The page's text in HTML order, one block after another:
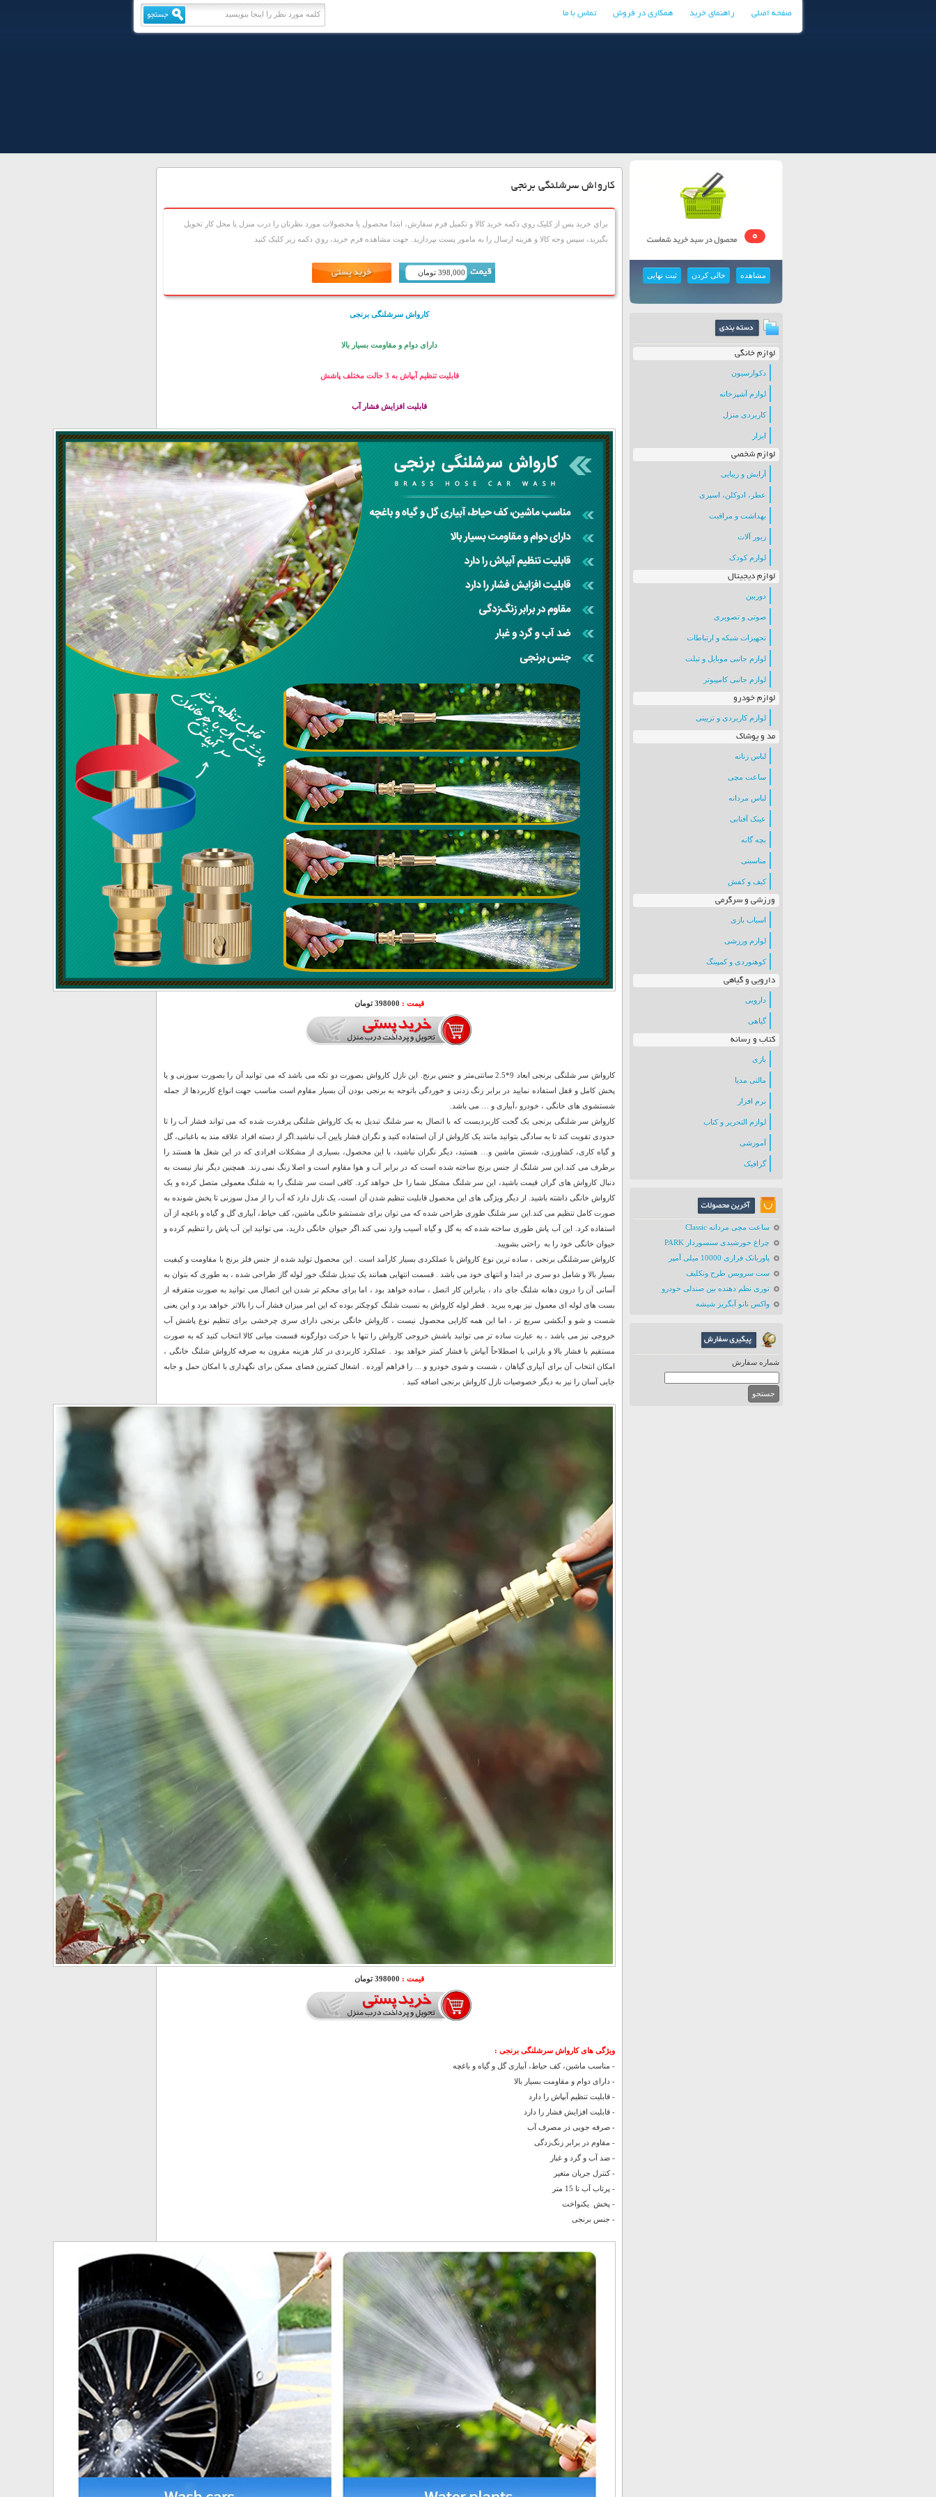
صفحه اصلی راهنمای خرید همکاری در فروش تماس با ما
0
مشاهده خالی کردن ثبت نهایی
لوازم خانگی
دکوارسیون
لوازم آشپزخانه
کاربردی منزل
ابزار
لوازم شخصی
آرایش و زیبایی
عطر، ادوکلن، اسپری
بهداشت و مراقبت
زیور آلات
لوازم کودک
لوازم دیجیتال
دوربین
صوتی و تصویری
تجهیزات شبکه و ارتباطات
لوازم جانبی موبایل و تبلت
لوازم جانبی کامپیوتر
لوازم خودرو
لوازم کاربردی و تزیینی
مد و پوشاک
لباس زنانه
ساعت مچی
لباس مردانه
عینک آفتابی
بچه گانه
مناسبتی
کیف و کفش
ورزشی و سرگرمی
اسباب بازی
لوازم ورزشی
کوهنوردی و کمپینگ
دارویی و گیاهی
دارویی
گیاهی
کتاب و رسانه
بازی
مالتی مدیا
نرم افزار
لوازم التحریر و کتاب
آموزشی
گرافیک
ساعت مچی مردانه Classic
چراغ خورشیدی سنسوردار PARK
پاوربانک فراری 10000 میلی آمپر
ست سرویس طرح ونکلیف
توری نظم دهنده بین صندلی خودرو
واکس نانو آبگریز شیشه
شماره سفارش
کارواش سرشلنگی برنجی
براي خريد پس از کليک روي دکمه خريد کالا و تکميل فرم سفارش، ابتدا محصول يا محصولات مورد نظرتان را درب منزل يا محل کار تحويل
بگيريد، سپس وجه کالا و هزينه ارسال را به مامور پست بپردازيد. جهت مشاهده فرم خريد، روي دکمه زير کليک کنيد
398,000 تومان
کارواش سرشلنگی برنجی
دارای دوام و مقاومت بسیار بالا
قابلیت تنظیم آبپاش به 3 حالت مختلف پاشش
قابلیت افزایش فشار آب
قیمت : 398000 تومان
کارواش سر شلنگی برنجی ابعاد 9*2.5 سانتی‌متر و جنس برنج. این نازل کارواش بصورت دو تکه می باشد که می توانید آن را بصورت سوزنی و یا
پخش کامل و قفل استفاده نمایید در برابر زنگ زدنی و خوردگی باتوجه به برنجی بودن آن بسیار مقاوم است مناسب جهت انواع کاربردها از جمله
شستشوی های خانگی ، خودرو ،آبیاری و … می باشد.
کارواش سر شلنگی برنجی یک گجت کاربردیست که با اتصال به سر شلنگ تبدیل به یک کارواش شلنگی پرقدرت شده که می تواند فشار آب را تا
حدودی تقویت کند تا به سادگی بتوانید مانند یک کارواش از آن استفاده کنید و نگران فشار پایین آب نباشید.اگر از دسته افراد علاقه مند به باغبانی، گل
و گیاه کاری، کشاورزی، شستن ماشین و… هستید، دیگر نگران نباشید، با این محصول، بسیاری از مشکلات افرادی که در این شغل ها هستند را
برطرف می کند.این سر شلنگ از جنس برنج ساخته شده است که در برابر آب و هوا مقاوم است و اصلا زنگ نمی زند. همچنین دیگر نیاز نیست به
دنبال کارواش های گران قیمت باشید، این سر شلنگ مشکل شما را حل خواهد کرد. کافی است سر شلنگ را به شلنگ معمولی متصل کرده و یک
کارواش خانگی داشته باشید. از دیگر ویژگی های این محصول قابلیت تنظیم شدن آن است، یک نازل دارد که آب را از مدل سوزنی تا پخش شونده به
صورت کامل تنظیم می کند.این سر شلنگ طوری طراحی شده که می توان برای شستشو خانگی ماشین، کف حیاط، آبیاری گل و گیاه و باغچه از آن
استفاده کرد. این آب پاش طوری ساخته شده که به گل و گیاه آسیب وارد نمی کند.اگر حیوان خانگی دارید، می توانید این آب پاش را تنظیم کرده و
حیوان خانگی خود را به راحتی بشویید.
کارواش سرشلنگی برنجی ، ساده ترین نوع کارواش با عملکردی بسیار کارآمد است . این محصول تولید شده از جنس فلز برنج با مقاومت و کیفیت
بسیار بالا و شامل دو سری در ابتدا و انتهای خود می باشد . قسمت انتهایی همانند یک تبدیل شلنگ خور لوله گاز طراحی شده ، به طوری که بتوان به
آسانی آن را درون دهانه شلنگ جای داد ، بنابراین کار اتصل ، ساده خواهد بود ، اما برای محکم تر شدن این اتصال می توانید به صورت متفرقه از
بست های لوله ای معمول نیز بهره ببرید . قطر لوله کارواش به نسبت شلنگ کوچکتر بوده که این امر میزان فشار آب را بالاتر خواهد برد و این یعنی
شست و شو و آبکشی سریع تر ، اما این همه کارایی محصول نیست ، کارواش خانگی برنجی دارای سری چرخشی برای تنظیم نوع پاشش آب
خروجی نیز می باشد ، به عبارت ساده تر می توانید پاشش خروجی کارواش را تنها با حرکت دوارگونه قسمت میانی کالا انتخاب کنید که به صورت
مستقیم با فشار بالا و بارانی یا اصطلاحاً آبپاش با فشار کمتر خواهد بود . عملکرد کاربردی در کنار هزینه مقرون به صرفه کارواش شلنگ خانگی ،
امکان انتخاب آن برای آبیاری گیاهان ، شست و شوی خودرو و ... را فراهم آورده . اشغال کمترین فضای ممکن برای نگهداری با امکان حمل و جابه
جایی آسان را نیز به دیگر خصوصیات نازل کارواش برنجی اضافه کنید .
قیمت : 398000 تومان
ویژگی های کارواش سرشلنگی برنجی :
- مناسب ماشین، کف حیاط، آبیاری گل و گیاه و باغچه
- دارای دوام و مقاومت بسیار بالا
- قابلیت تنظیم آبپاش را دارد
- قابلیت افزایش فشار را دارد
- صرفه جویی در مصرف آب
- مقاوم در برابر زنگ‌زدگی
- ضد آب و گرد و غبار
- کنترل جریان متغیر
- پرتاب آب تا 15 متر
- پخش یکنواخت
- جنس برنجی